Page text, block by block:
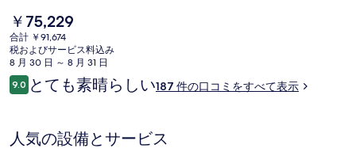
ー
コ
レ
ク
ョ
ートメントをご満喫いただけます。3 か所のレストランの 1 つであ
るBOGAでは、多国籍料理を朝食、ランチ、およびディナーにお召
し上がりいただけます。この高級ホテルにあるその他設備には 2 か
所のプールサイドバー、ルーフトップテラス、およびフィットネス
センターがあります。旅行者はルームサービスを高く評価していま
す。
現
在
の
料
金
は
す
￥75,229
合計 ￥91,674
税およびサービス料込み
8 月 30 日 ～ 8 月 31 日
口
コ
9.010段階中9.0
とても素晴らしい187 件の口コミをすべて表示
人気の設備とサービス